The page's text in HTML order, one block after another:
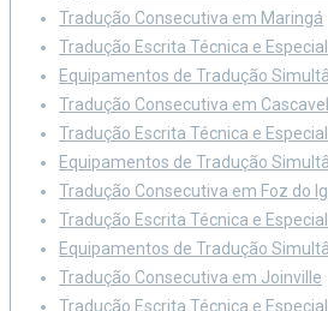
Tradução Consecutiva em Maringá
Tradução Escrita Técnica e
Equipamentos de Tradução
Tradução Consecutiva em Cascavel
Tradução Escrita Técnica e
Equipamentos de Tradução
Tradução Consecutiva em Foz do
Tradução Escrita Técnica e
Equipamentos de Tradução
Tradução Consecutiva em Joinville
Tradução Escrita Técnica e